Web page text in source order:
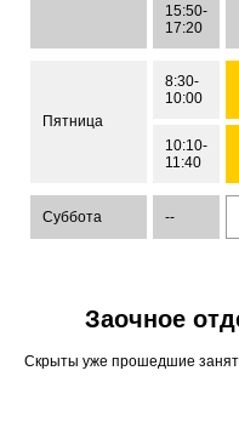
15:50-
17:20
Пятница
8:30-
10:00
10:10-
11:40
Суббота --
Заочное
Скрыты уже прошедшие